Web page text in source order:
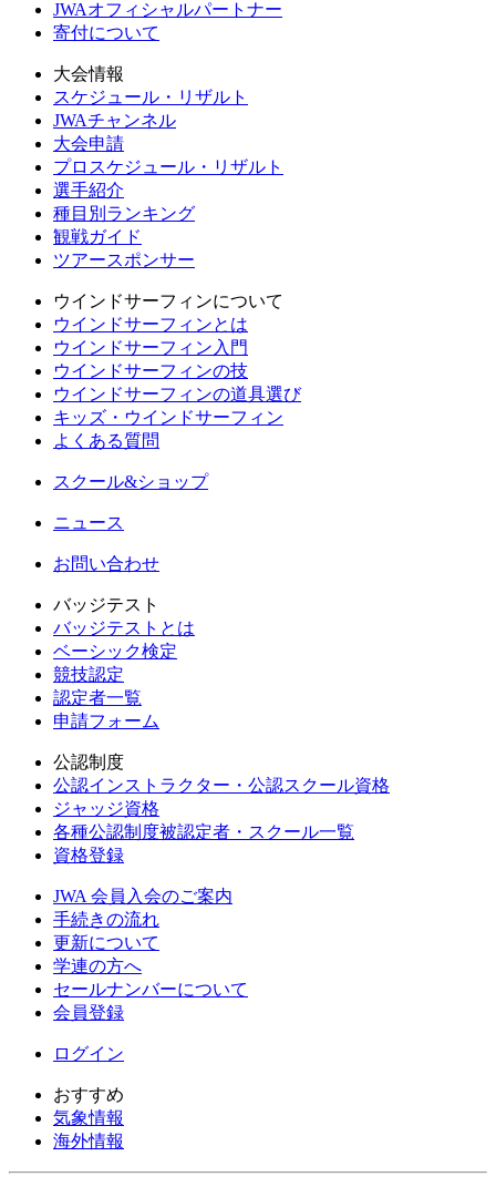
JWAオフィシャルパートナー
寄付について
大会情報
スケジュール・リザルト
JWAチャンネル
大会申請
プロスケジュール・リザルト
選手紹介
種目別ランキング
観戦ガイド
ツアースポンサー
ウインドサーフィンについて
ウインドサーフィンとは
ウインドサーフィン入門
ウインドサーフィンの技
ウインドサーフィンの道具選び
キッズ・ウインドサーフィン
よくある質問
スクール&ショップ
ニュース
お問い合わせ
バッジテスト
バッジテストとは
ベーシック検定
競技認定
認定者一覧
申請フォーム
公認制度
公認インストラクター・公認スクール資格
ジャッジ資格
各種公認制度被認定者・スクール一覧
資格登録
JWA 会員入会のご案内
手続きの流れ
更新について
学連の方へ
セールナンバーについて
会員登録
ログイン
おすすめ
気象情報
海外情報